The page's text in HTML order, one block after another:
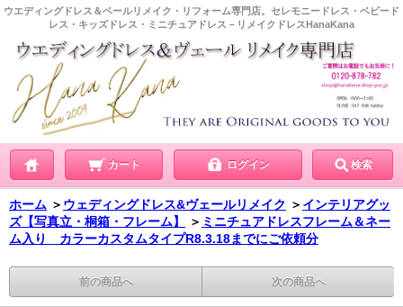
ウエディングドレス＆ベールリメイク・リフォーム専門店。セレモニードレス・ベビード
レス・キッズドレス・ミニチュアドレス－リメイクドレスHanaKana
カート ログイン 検索
ホーム ＞ ウェディングドレス&ヴェールリメイク ＞ インテリアグッ
ズ【写真立・桐箱・フレーム】
＞ ミニチュアドレスフレーム＆ネー
ム入り カラーカスタムタイプR8.3.18までにご依頼分
前の商品へ 次の商品へ